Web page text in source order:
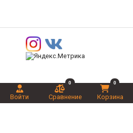
Войти
0
Сравнение
0
Корзина